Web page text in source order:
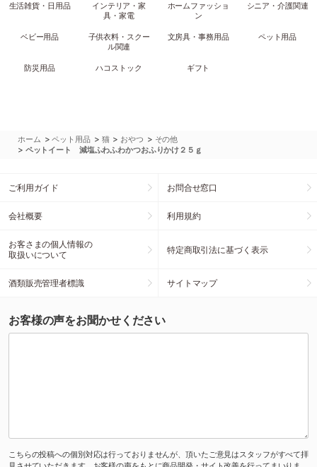
生活雑貨・日用品
インテリア・家
具・家電
ホームファッショ
ン
シニア・介護関連
ベビー用品
子供衣料・スクー
ル関連
文房具・事務用品 ペット用品
防災用品 ハコストック ギフト
ホーム >ペット用品 > 猫 > おやつ > その他
> ペットイート 減塩ふわふわかつおふりかけ２５ｇ
ご利用ガイド お問合せ窓口
会社概要 利用規約
お客さまの個人情報の
取扱いについて
特定商取引法に基づく表示
酒類販売管理者標識 サイトマップ
お客様の声をお聞かせください
こちらの投稿への個別対応は行っておりませんが、頂いたご意見はスタッフがすべて拝